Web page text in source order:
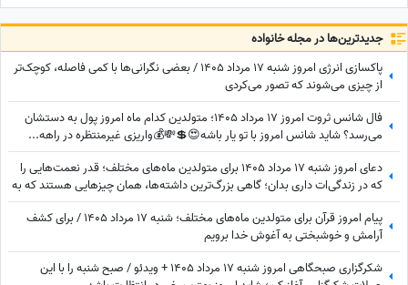
جدید‌ترین‌ها در مجله خانواده
پاکسازی انرژی امروز شنبه 17 مرداد 1405 / بعضی نگرانی‌ها با کمی فاصله، کوچک‌تر
از چیزی می‌شوند که تصور می‌کردی
فال شانس ثروت امروز 17 مرداد 1405؛ متولدین کدام ماه امروز پول به دستشان
می‌رسد؟ شاید شانس امروز با تو یار باشه😍💲💸💰واریزی غیرمنتظره در راهه...
دعای امروز شنبه 17 مرداد 1405 برای متولدین ماه‌های مختلف؛ قدر نعمت‌هایی را
که در زندگی‌ات داری بدان؛ گاهی بزرگ‌ترین داشته‌ها، همان چیزهایی هستند که به
آن‌ها عادت کرده‌ایم.
پیام امروز قرآن برای متولدین ماه‌های مختلف؛ شنبه 17 مرداد 1405 / برای کشف
آرامش و خوشبختی به آغوش خدا برویم
شکرگزاری صبحگاهی امروز شنبه 17 مرداد 1405 + ویدئو / صبح شنبه را با این